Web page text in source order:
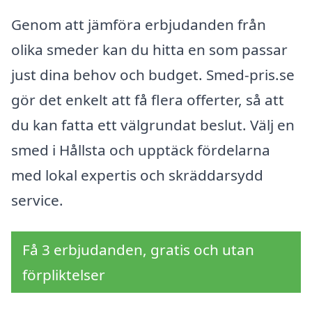
Genom att jämföra erbjudanden från
olika smeder kan du hitta en som passar
just dina behov och budget. Smed-pris.se
gör det enkelt att få flera offerter, så att
du kan fatta ett välgrundat beslut. Välj en
smed i Hållsta och upptäck fördelarna
med lokal expertis och skräddarsydd
service.
Få 3 erbjudanden, gratis och utan
förpliktelser